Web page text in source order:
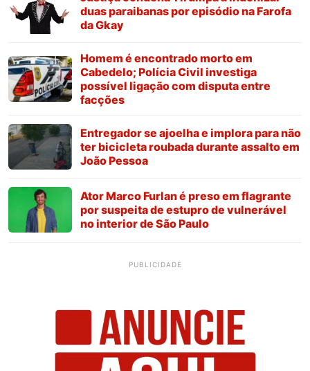
duas paraibanas por episódio na Farofa
da Gkay
Homem é encontrado morto em
Cabedelo; Polícia Civil investiga
possível ligação com disputa entre
facções
Entregador se ajoelha e implora para não
ter bicicleta roubada durante assalto em
João Pessoa
Ator Marco Furlan é preso em flagrante
por suspeita de estupro de vulnerável
no interior de São Paulo
PUBLICIDADE